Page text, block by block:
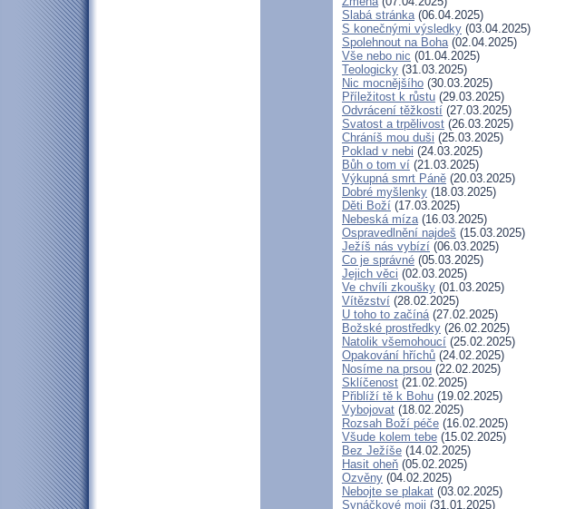
Slabá stránka(06.04.2025)
S konečnými výsledky (03.04.2025)
Spolehnout na Boha(02.04.2025)
Vše nebo nic (01.04.2025)
Teologicky (31.03.2025)
Nic mocnějšího (30.03.2025)
Příležitost k růstu (29.03.2025)
Odvrácení těžkostí (27.03.2025)
Svatost a trpělivost (26.03.2025)
Chráníš mou duši (25.03.2025)
Poklad v nebi (24.03.2025)
Bůh o tom ví (21.03.2025)
Výkupná smrt Páně (20.03.2025)
Dobré myšlenky (18.03.2025)
Děti Boží (17.03.2025)
Nebeská míza(16.03.2025)
Ospravedlnění najdeš (15.03.2025)
Ježíš nás vybízí (06.03.2025)
Co je správné (05.03.2025)
Jejich věci (02.03.2025)
Ve chvíli zkoušky (01.03.2025)
Vítězství (28.02.2025)
U toho to začíná(27.02.2025)
Božské prostředky (26.02.2025)
Natolik všemohoucí (25.02.2025)
Opakování hříchů (24.02.2025)
Nosíme na prsou (22.02.2025)
Sklíčenost (21.02.2025)
Přiblíží tě k Bohu (19.02.2025)
Vybojovat (18.02.2025)
Rozsah Boží péče (16.02.2025)
Všude kolem tebe (15.02.2025)
Bez Ježíše (14.02.2025)
Hasit oheň (05.02.2025)
Ozvěny (04.02.2025)
Nebojte se plakat (03.02.2025)
Synáčkové moji (31.01.2025)